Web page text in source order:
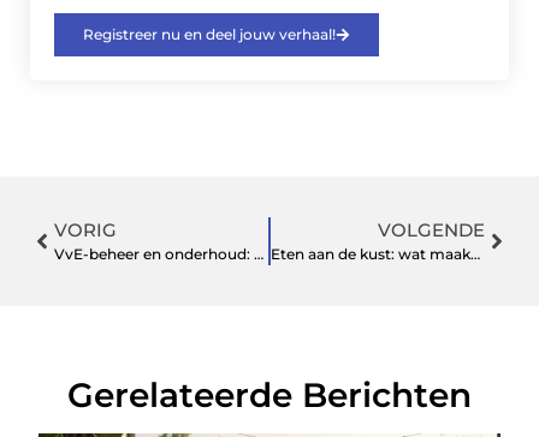
Registreer nu en deel jouw verhaal!
VORIG
VvE-beheer en onderhoud: wat komt er allemaal bij kijken?
VOLGENDE
Eten aan de kust: wat maakt een restaurant in Renesse de moeite waard?
Gerelateerde Berichten